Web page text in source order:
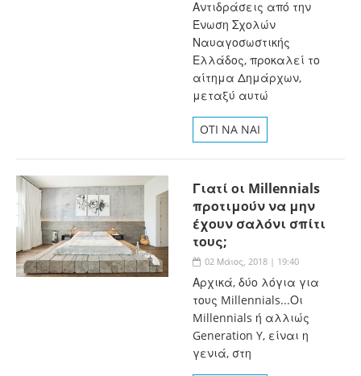
Αντιδράσεις από την
Ένωση Σχολών
Ναυαγοσωστικής
Ελλάδος, προκαλεί το
αίτημα Δημάρχων,
μεταξύ αυτώ
OTI NA NAI
Γιατί οι Millennials
προτιμούν να μην
έχουν σαλόνι σπίτι
τους;
02 Μάιος, 2018 | 19:40
Αρχικά, δύο λόγια για
τους Millennials...Οι
Millennials ή αλλιώς
Generation Y, είναι η
γενιά, στη